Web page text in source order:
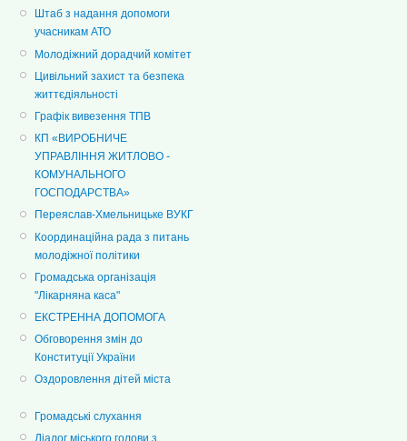
Штаб з надання допомоги
учасникам АТО
Молодіжний дорадчий комітет
Цивільний захист та безпека
життєдіяльності
Графік вивезення ТПВ
КП «ВИРОБНИЧЕ
УПРАВЛІННЯ ЖИТЛОВО -
КОМУНАЛЬНОГО
ГОСПОДАРСТВА»
Переяслав-Хмельницьке ВУКГ
Координаційна рада з питань
молодіжної політики
Громадська організація
"Лікарняна каса"
ЕКСТРЕННА ДОПОМОГА
Обговорення змін до
Конституції України
Оздоровлення дітей міста
Громадські слухання
Діалог міського голови з